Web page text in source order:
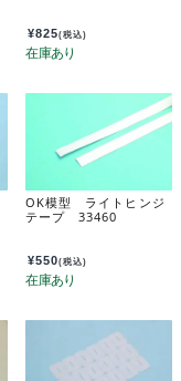
¥825(税込)
OK模型 ライトヒンジ
テープ 33460
¥550(税込)